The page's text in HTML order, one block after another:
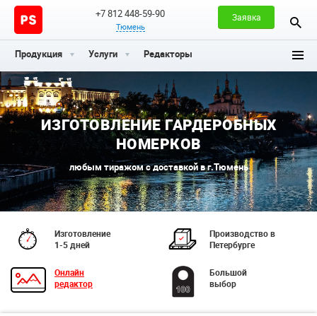
+7 812 448-59-90
Тюмень
Заявка
Продукция Услуги Редакторы
ИЗГОТОВЛЕНИЕ ГАРДЕРОБНЫХ
НОМЕРКОВ
любым тиражом с доставкой в г.Тюмень
Изготовление
1-5 дней
Производство в
Петербурге
Онлайн
редактор
Большой
выбор